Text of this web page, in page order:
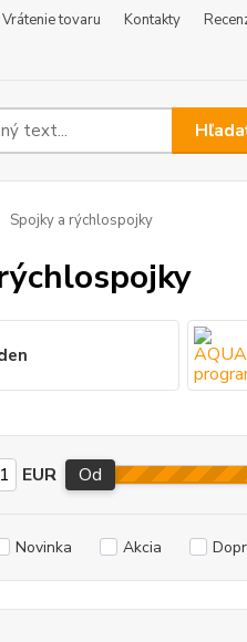
Vrátenie tovaru Kontakty
Spojky a rýchlospojky
EUR Od
Novinka Akcia